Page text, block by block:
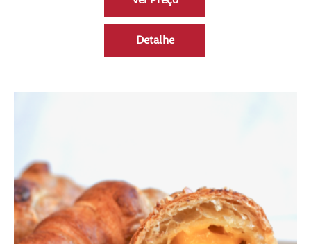
Detalhe